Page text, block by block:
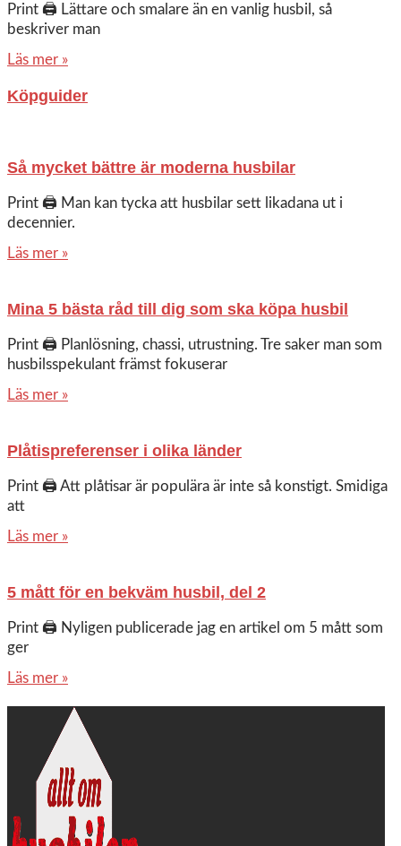
Print 🖨 Lättare och smalare än en vanlig husbil, så
beskriver man
Läs mer »
Köpguider
Så mycket bättre är moderna husbilar
Print 🖨 Man kan tycka att husbilar sett likadana ut i
decennier.
Läs mer »
Mina 5 bästa råd till dig som ska köpa husbil
Print 🖨 Planlösning, chassi, utrustning. Tre saker man som
husbilsspekulant främst fokuserar
Läs mer »
Plåtispreferenser i olika länder
Print 🖨 Att plåtisar är populära är inte så konstigt. Smidiga
att
Läs mer »
5 mått för en bekväm husbil, del 2
Print 🖨 Nyligen publicerade jag en artikel om 5 mått som
ger
Läs mer »